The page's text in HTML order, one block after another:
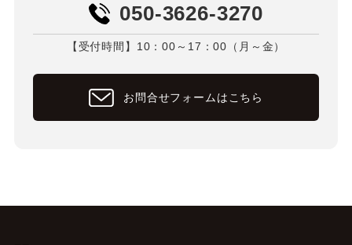
050-3626-3270
【受付時間】10：00～17：00（月～金）
お問合せフォームはこちら